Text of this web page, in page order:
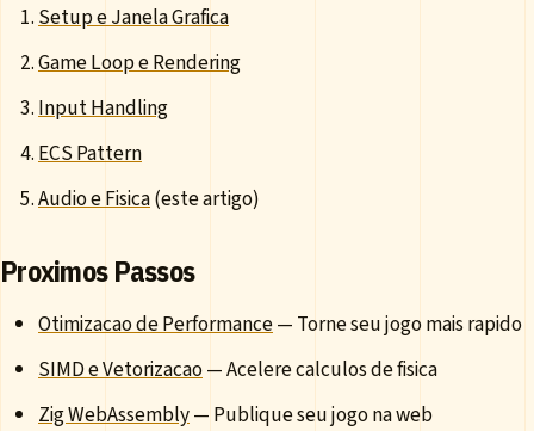
Setup e Janela Grafica
Game Loop e Rendering
Input Handling
ECS Pattern
Audio e Fisica(este artigo)
Proximos Passos
Otimizacao de Performance— Torne seu jogo mais rapido
SIMD e Vetorizacao— Acelere calculos de fisica
Zig WebAssembly— Publique seu jogo na web